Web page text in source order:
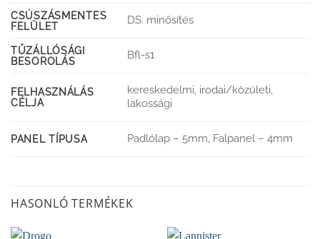
CSÚSZÁSMENTES
FELÜLET
DS. minősítés
TŰZÁLLÓSÁGI
BESOROLÁS
Bfl-s1
FELHASZNÁLÁS
CÉLJA
kereskedelmi, irodai/közületi,
lakossági
PANEL TÍPUSA Padlólap – 5mm, Falpanel – 4mm
HASONLÓ TERMÉKEK